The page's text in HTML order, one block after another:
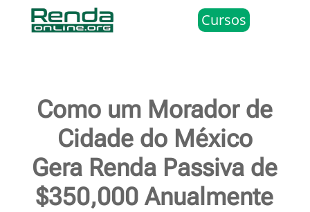
Cursos
Como um Morador de
Cidade do México
Gera Renda Passiva de
$350,000 Anualmente